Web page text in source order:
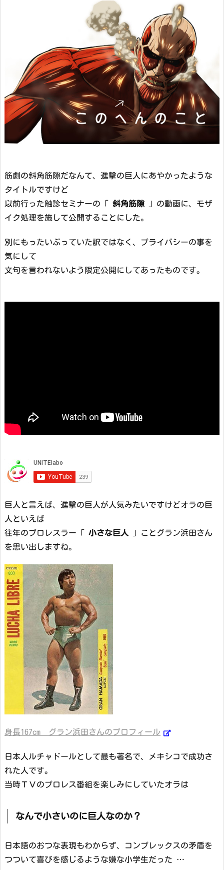
筋劇の斜角筋隙だなんて、進撃の巨人にあやかったような
タイトルですけど
以前行った触診セミナーの「 斜角筋隙 」の動画に、モザ
イク処理を施して公開することにした。
別にもったいぶっていた訳ではなく、プライバシーの事を
気にして
文句を言われないよう限定公開にしてあったものです。
巨人と言えば、進撃の巨人が人気みたいですけどオラの巨
人といえば
往年のプロレスラー「 小さな巨人 」ことグラン浜田さん
を思い出しますね。
身長167cm グラン浜田さんのプロフィール
日本人ルチャドールとして最も著名で、メキシコで成功さ
れた人です。
当時ＴＶのプロレス番組を楽しみにしていたオラは
なんで小さいのに巨人なのか？
日本語のおつな表現もわからず、コンプレックスの矛盾を
つついて喜びを感じるような嫌な小学生だった …